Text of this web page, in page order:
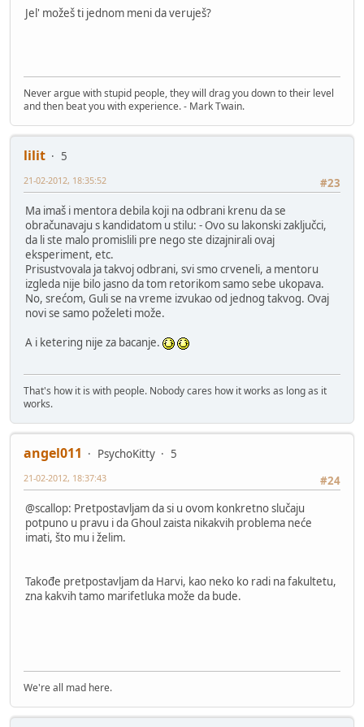
Jel' možeš ti jednom meni da veruješ?
Never argue with stupid people, they will drag you down to their level
and then beat you with experience. - Mark Twain.
lilit
5
#23
21-02-2012, 18:35:52
Ma imaš i mentora debila koji na odbrani krenu da se
obračunavaju s kandidatom u stilu: - Ovo su lakonski zaključci,
da li ste malo promislili pre nego ste dizajnirali ovaj
eksperiment, etc.
Prisustvovala ja takvoj odbrani, svi smo crveneli, a mentoru
izgleda nije bilo jasno da tom retorikom samo sebe ukopava.
No, srećom, Guli se na vreme izvukao od jednog takvog. Ovaj
novi se samo poželeti može.
A i ketering nije za bacanje.
That's how it is with people. Nobody cares how it works as long as it
works.
angel011 PsychoKitty
5
#24
21-02-2012, 18:37:43
@scallop: Pretpostavljam da si u ovom konkretno slučaju
potpuno u pravu i da Ghoul zaista nikakvih problema neće
imati, što mu i želim.
Takođe pretpostavljam da Harvi, kao neko ko radi na fakultetu,
zna kakvih tamo marifetluka može da bude.
We're all mad here.